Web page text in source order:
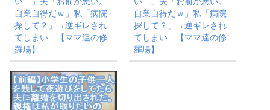
自業自得だｗ」私「病院
探して？」→逆ギレされ
てしまい…【ママ達の修
羅場】
自業自得だｗ」私「病院
探して？」→逆ギレされ
てしまい…【ママ達の修
羅場】